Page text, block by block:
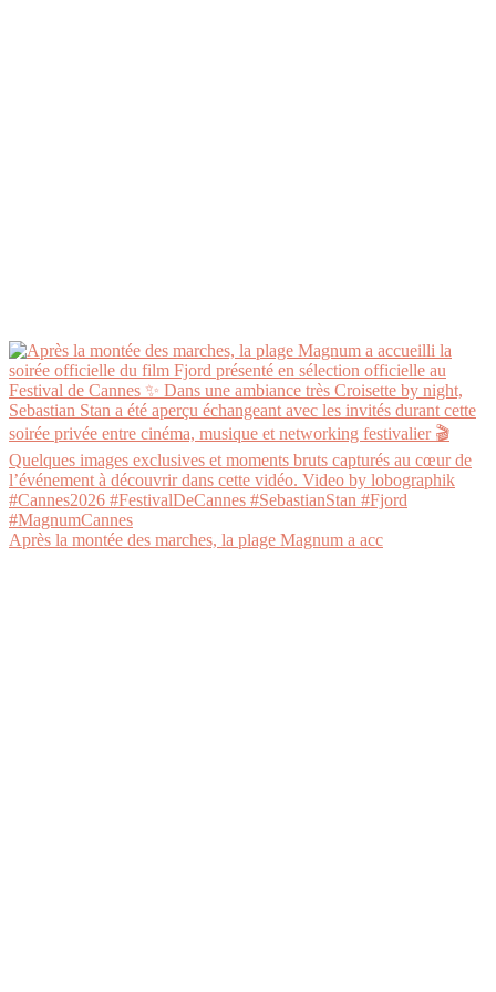
Après la montée des marches, la plage Magnum a acc